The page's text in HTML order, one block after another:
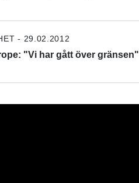
- 29.02.2012
"Vi har gått över gränsen"